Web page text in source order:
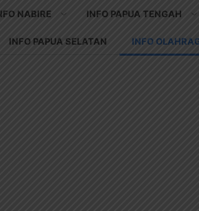
NABIRE INFO PAPUA TENGAH
INFO PAPUA SELATAN INFO